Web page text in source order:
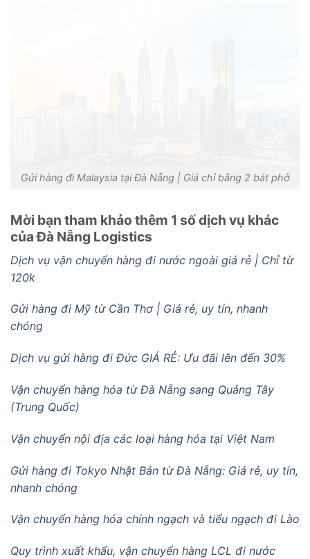
Gửi hàng đi Malaysia tại Đà Nẵng | Giá chỉ bằng 2 bát phở
Mời bạn tham khảo thêm 1 số dịch vụ khác
của Đà Nẵng Logistics
Dịch vụ vận chuyển hàng đi nước ngoài giá rẻ | Chỉ từ
120k
Gửi hàng đi Mỹ từ Cần Thơ | Giá rẻ, uy tín, nhanh
chóng
Dịch vụ gửi hàng đi Đức GIÁ RẺ: Ưu đãi lên đến 30%
Vận chuyển hàng hóa từ Đà Nẵng sang Quảng Tây
(Trung Quốc)
Vận chuyển nội địa các loại hàng hóa tại Việt Nam
Gửi hàng đi Tokyo Nhật Bản từ Đà Nẵng: Giá rẻ, uy tín,
nhanh chóng
Vận chuyển hàng hóa chính ngạch và tiểu ngạch đi Lào
Quy trình xuất khẩu, vận chuyển hàng LCL đi nước